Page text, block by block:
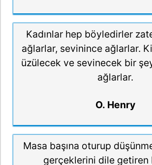
Kadınlar hep böyledirler
ağlarlar, sevinince ağlarlar.
üzülecek ve sevinecek bir
ağlarlar.
O. Henry
Masa başına oturup
gerçeklerini dile getiren